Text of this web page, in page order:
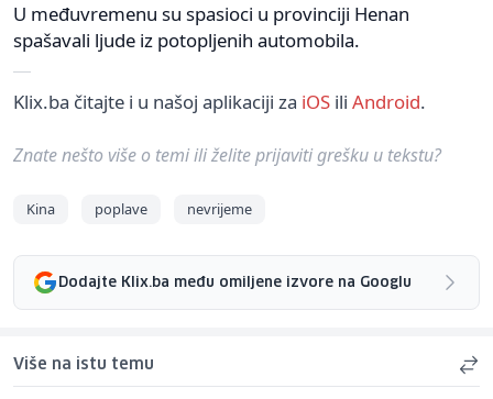
U međuvremenu su spasioci u provinciji Henan
spašavali ljude iz potopljenih automobila.
Klix.ba čitajte i u našoj aplikaciji za iOS ili Android.
Znate nešto više o temi ili želite prijaviti grešku u tekstu?
Kina poplave nevrijeme
Dodajte Klix.ba među omiljene izvore na Googlu
Više na istu temu